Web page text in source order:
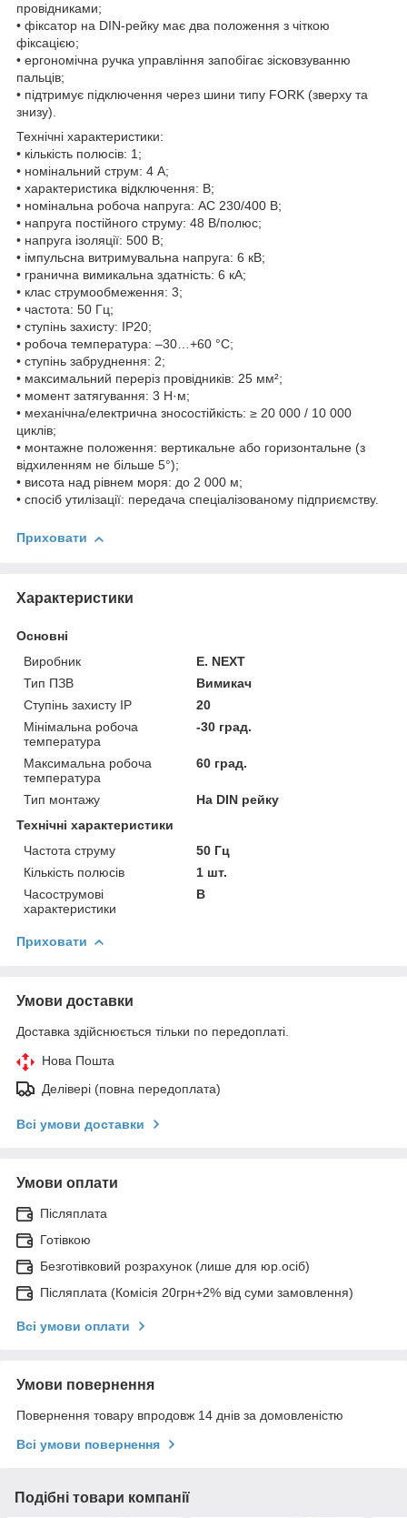
провідниками;
• фіксатор на DIN-рейку має два положення з чіткою
фіксацією;
• ергономічна ручка управління запобігає зісковзуванню
пальців;
• підтримує підключення через шини типу FORK (зверху та
знизу).
Технічні характеристики:
• кількість полюсів: 1;
• номінальний струм: 4 А;
• характеристика відключення: B;
• номінальна робоча напруга: AC 230/400 В;
• напруга постійного струму: 48 В/полюс;
• напруга ізоляції: 500 В;
• імпульсна витримувальна напруга: 6 кВ;
• гранична вимикальна здатність: 6 кА;
• клас струмообмеження: 3;
• частота: 50 Гц;
• ступінь захисту: IP20;
• робоча температура: –30…+60 °C;
• ступінь забруднення: 2;
• максимальний переріз провідників: 25 мм²;
• момент затягування: 3 Н·м;
• механічна/електрична зносостійкість: ≥ 20 000 / 10 000
циклів;
• монтажне положення: вертикальне або горизонтальне (з
відхиленням не більше 5°);
• висота над рівнем моря: до 2 000 м;
• спосіб утилізації: передача спеціалізованому підприємству.
Приховати
Характеристики
Основні
Виробник
E. NEXT
Тип ПЗВ
Вимикач
Ступінь захисту IP
20
Мінімальна робоча
температура
-30 град.
Максимальна робоча
температура
60 град.
Тип монтажу
На DIN рейку
Технічні характеристики
Частота струму
50 Гц
Кількість полюсів
1 шт.
Часострумові
характеристики
B
Приховати
Умови доставки
Доставка здійснюється тільки по передоплаті.
Нова Пошта
Делівері (повна передоплата)
Всі умови доставки
Умови оплати
Післяплата
Готівкою
Безготівковий розрахунок (лише для юр.осіб)
Післяплата (Комісія 20грн+2% від суми замовлення)
Всі умови оплати
Умови повернення
Повернення товару впродовж 14 днів за домовленістю
Всі умови повернення
Подібні товари компанії